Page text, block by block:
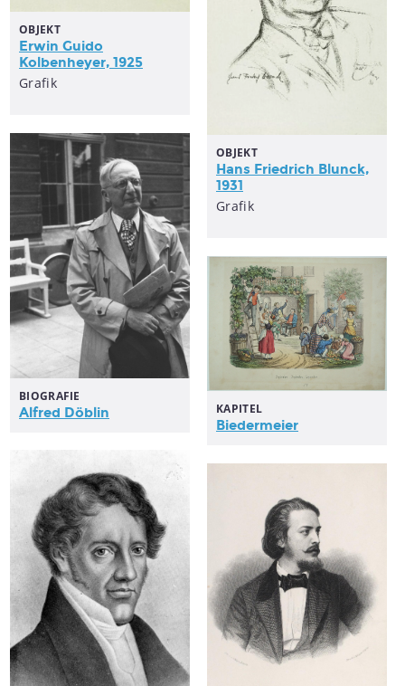
OBJEKT
Erwin Guido
Kolbenheyer, 1925
Grafik
OBJEKT
Hans Friedrich Blunck,
1931
Grafik
BIOGRAFIE
Alfred Döblin KAPITEL
Biedermeier